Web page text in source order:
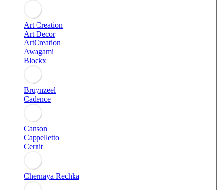
Art Creation
Art Decor
ArtCreation
Awagami
Blockx
Bruynzeel
Cadence
Canson
Cappelletto
Cernit
Chernaya Rechka